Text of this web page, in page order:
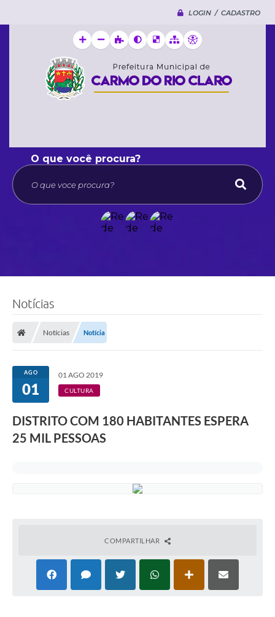
LOGIN / CADASTRO
O que voce procura?
Notícias
Notícias Notícia
AGO
01
01 AGO 2019
CULTURA
DISTRITO COM 180 HABITANTES ESPERA
25 MIL PESSOAS
COMPARTILHAR